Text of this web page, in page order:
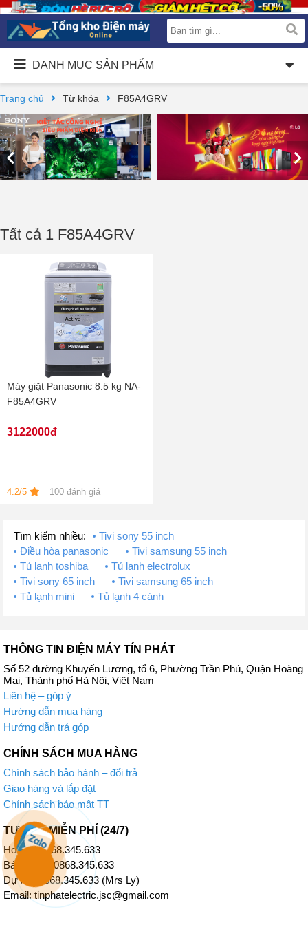
DANH MỤC SẢN PHẨM
Trang chủ Từ khóa F85A4GRV
Tất cả 1 F85A4GRV
Máy giặt Panasonic 8.5 kg NA-
F85A4GRV
3122000đ
4.2/5 100 đánh giá
Tìm kiếm nhiều:
Tivi sony 55 inch
Điều hòa panasonic
Tivi samsung 55 inch
Tủ lạnh toshiba
Tủ lạnh electrolux
Tivi sony 65 inch
Tivi samsung 65 inch
Tủ lạnh mini
Tủ lạnh 4 cánh
THÔNG TIN ĐIỆN MÁY TÍN PHÁT
Số 52 đường Khuyến Lương, tổ 6, Phường Trần Phú, Quận Hoàng
Mai, Thành phố Hà Nội, Việt Nam
Liên hệ – góp ý
Hướng dẫn mua hàng
Hướng dẫn trả góp
CHÍNH SÁCH MUA HÀNG
Chính sách bảo hành – đổi trả
Giao hàng và lắp đặt
Chính sách bảo mật TT
TƯ VẤN MIỄN PHÍ (24/7)
Hotline: 0868.345.633
Bán Hàng: 0868.345.633
Dự Án: 0868.345.633 (Mrs Ly)
Email: tinphatelectric.jsc@gmail.com